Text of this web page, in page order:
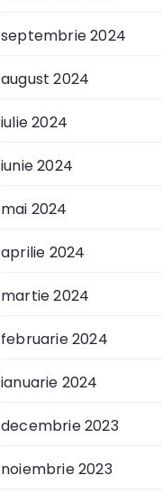
septembrie 2024
august 2024
iulie 2024
iunie 2024
mai 2024
aprilie 2024
martie 2024
februarie 2024
ianuarie 2024
decembrie 2023
noiembrie 2023